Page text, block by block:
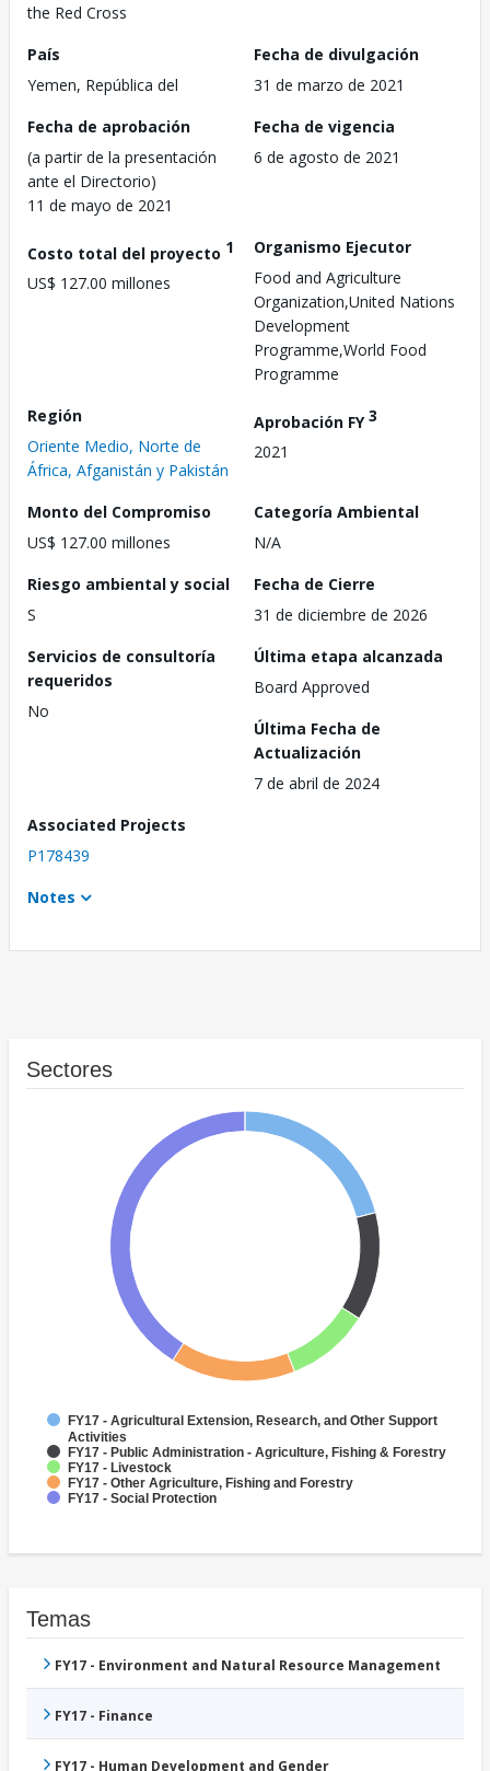
the Red Cross
País
Yemen, República del
Fecha de divulgación
31 de marzo de 2021
Fecha de aprobación
(a partir de la presentación
ante el Directorio)
11 de mayo de 2021
Fecha de vigencia
6 de agosto de 2021
Costo total del proyecto 1
US$ 127.00 millones
Organismo Ejecutor
Food and Agriculture
Organization,United Nations
Development
Programme,World Food
Programme
Región
Oriente Medio, Norte de
África, Afganistán y Pakistán
Aprobación FY3
2021
Monto del Compromiso
US$ 127.00 millones
Categoría Ambiental
N/A
Riesgo ambiental y social
S
Fecha de Cierre
31 de diciembre de 2026
Servicios de consultoría
requeridos
No
Última etapa alcanzada
Board Approved
Última Fecha de
Actualización
7 de abril de 2024
Associated Projects
P178439
Notes
Sectores
FY17 - Agricultural Extension, Research, and Other Support
Activities
FY17 - Public Administration - Agriculture, Fishing & Forestry
FY17 - Livestock
FY17 - Other Agriculture, Fishing and Forestry
FY17 - Social Protection
Temas
FY17 - Environment and Natural Resource Management
FY17 - Finance
FY17 - Human Development and Gender